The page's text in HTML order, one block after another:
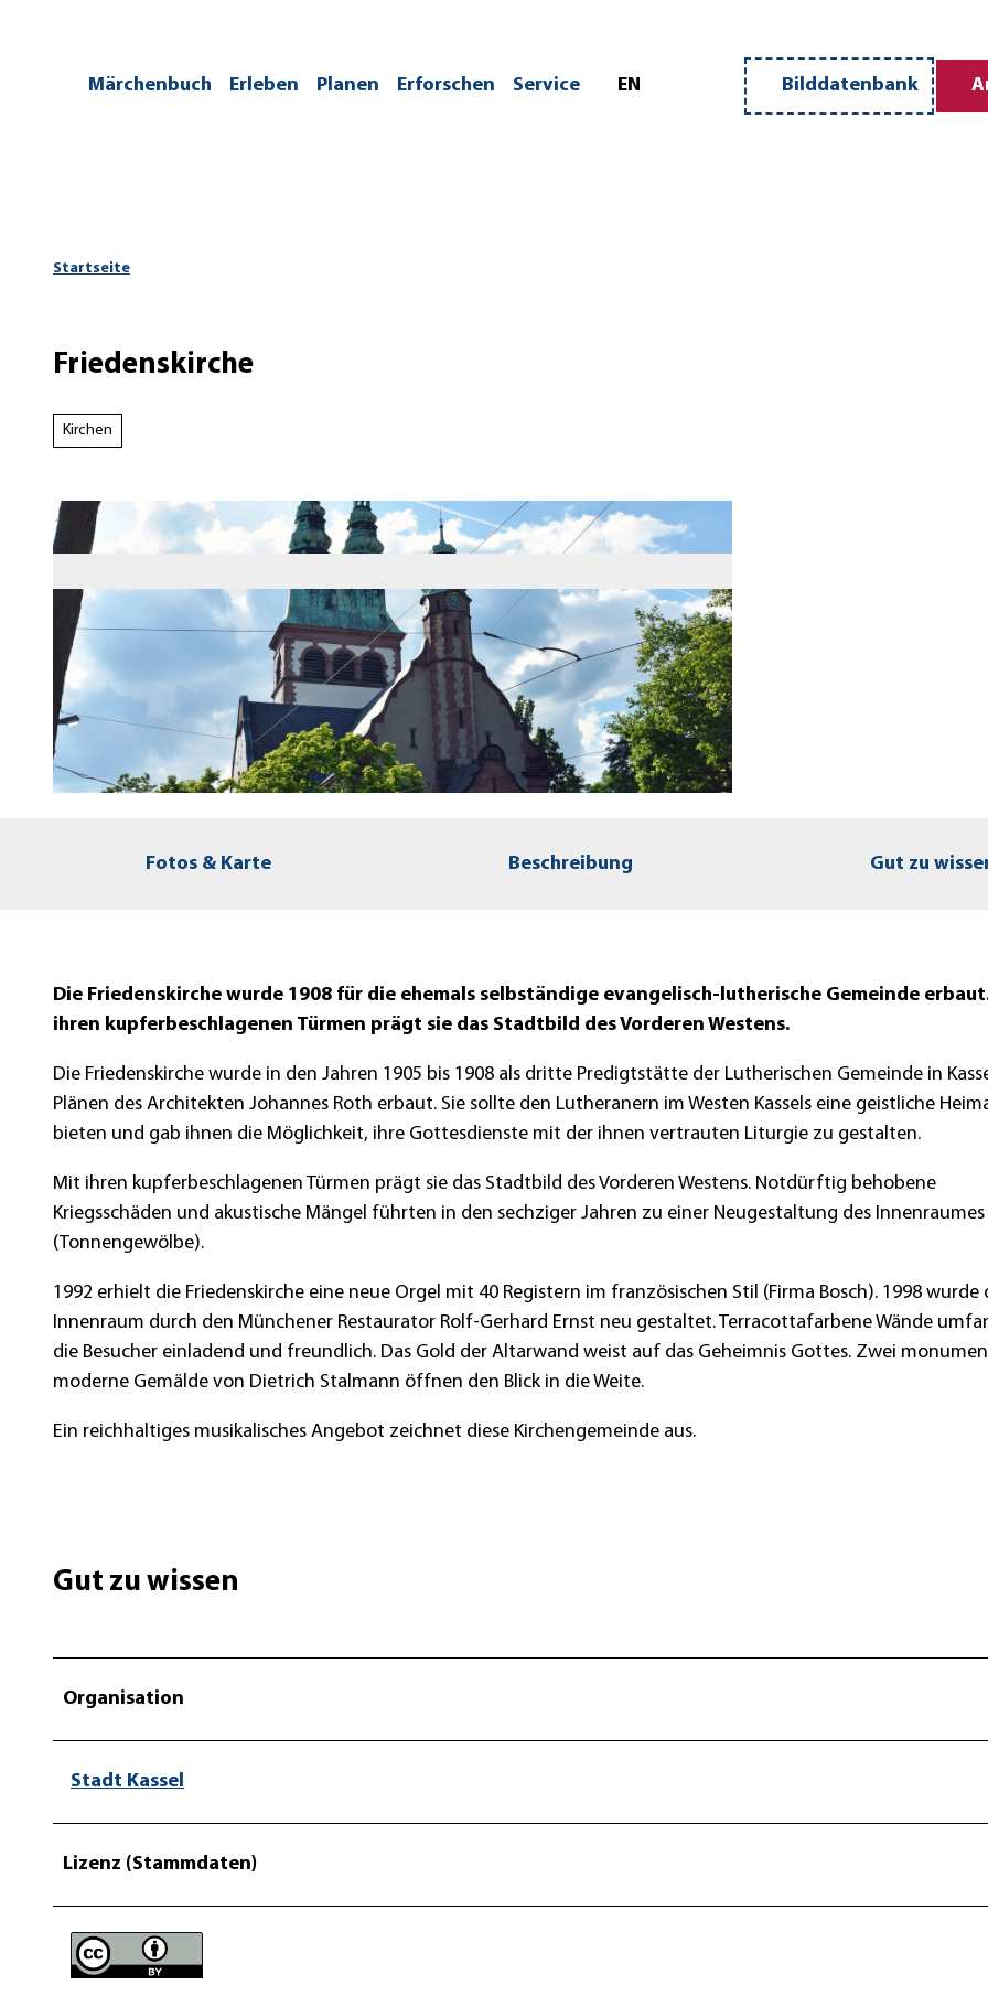
Märchenbuch Erleben Planen Erforschen Service EN
Merkzettel
Suche
Bilddatenbank
Startseite
Friedenskirche
Kirchen
Fotos & Karte Beschreibung Gut zu
Die Friedenskirche wurde 1908 für die ehemals selbständige evangelisch-lutherische Gemeinde
ihren kupferbeschlagenen Türmen prägt sie das Stadtbild des Vorderen Westens.
Die Friedenskirche wurde in den Jahren 1905 bis 1908 als dritte Predigtstätte der Lutherischen Gemeinde in
Plänen des Architekten Johannes Roth erbaut. Sie sollte den Lutheranern im Westen Kassels eine geistliche
bieten und gab ihnen die Möglichkeit, ihre Gottesdienste mit der ihnen vertrauten Liturgie zu gestalten.
Mit ihren kupferbeschlagenen Türmen prägt sie das Stadtbild des Vorderen Westens. Notdürftig behobene
Kriegsschäden und akustische Mängel führten in den sechziger Jahren zu einer Neugestaltung des Innenraumes
(Tonnengewölbe).
1992 erhielt die Friedenskirche eine neue Orgel mit 40 Registern im französischen Stil (Firma Bosch). 1998 wurde
Innenraum durch den Münchener Restaurator Rolf-Gerhard Ernst neu gestaltet. Terracottafarbene Wände
die Besucher einladend und freundlich. Das Gold der Altarwand weist auf das Geheimnis Gottes. Zwei
moderne Gemälde von Dietrich Stalmann öffnen den Blick in die Weite.
Ein reichhaltiges musikalisches Angebot zeichnet diese Kirchengemeinde aus.
Gut zu wissen
Organisation
Stadt Kassel
Lizenz (Stammdaten)